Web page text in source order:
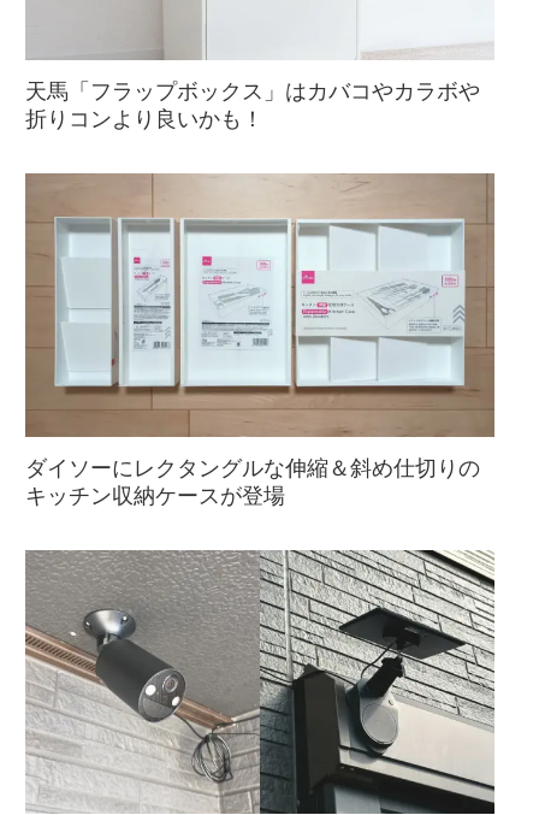
天馬「フラップボックス」はカバコやカラボや
折りコンより良いかも！
ダイソーにレクタングルな伸縮＆斜め仕切りの
キッチン収納ケースが登場